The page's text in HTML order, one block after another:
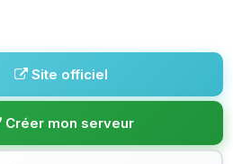
Site officiel
Créer mon serveur